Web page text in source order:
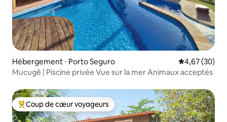
Hébergement ⋅ Porto Seguro Évaluation
4,67 (30)
Mucugê | Piscine privée Vue sur la mer Animaux acceptés
Coups de cœur voyageurs les plus appréciés
Coup de cœur voyageurs